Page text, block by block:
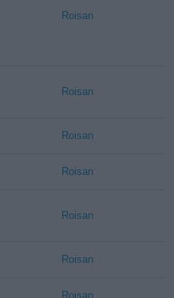
Roisan
Roisan
Roisan
Roisan
Roisan
Roisan
Roisan